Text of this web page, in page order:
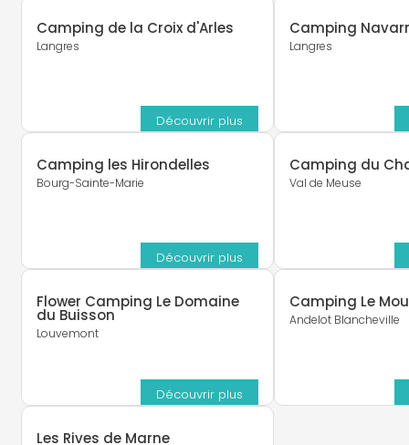
Camping de la Croix d'Arles
Langres
Découvrir plus
Camping
Langres
Camping les Hirondelles
Bourg-Sainte-Marie
Découvrir plus
Camping du
Val de Meuse
Flower Camping Le Domaine
du Buisson
Louvemont
Découvrir plus
Camping Le
Andelot Blancheville
Les Rives de Marne